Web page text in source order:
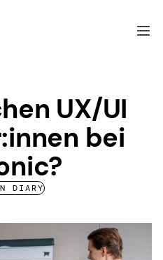
Development
Studies
Fusonic
UX/UI
bei
DIARY